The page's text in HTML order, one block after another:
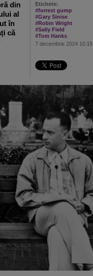
Etichete:
#forrest gump
#Gary Sinise
#Robin Wright
#Sally Field
#Tom Hanks
7 decembrie 2024 10:15
din
al
în
că